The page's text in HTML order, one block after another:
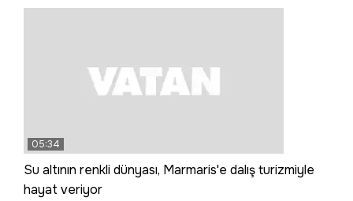
05:34
Su altının renkli dünyası, Marmaris'e dalış turizmiyle
hayat veriyor